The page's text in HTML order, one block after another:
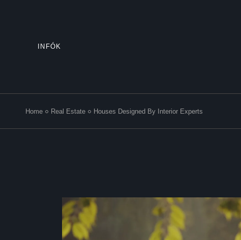
INFÓK
Home Real Estate Houses Designed By Interior Experts